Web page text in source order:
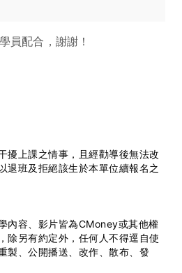
員配合，謝謝！
擾上課之情事，且經勸導後無法改
退班及拒絕該生於本單位續報名之
內容、影片皆為CMoney或其他權
除另有約定外，任何人不得逕自使
製、公開播送、改作、散布、發